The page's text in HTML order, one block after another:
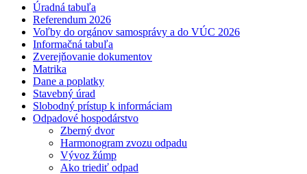
Úradná tabuľa
Referendum 2026
Voľby do orgánov samosprávy a do VÚC 2026
Informačná tabuľa
Zverejňovanie dokumentov
Matrika
Dane a poplatky
Stavebný úrad
Slobodný prístup k informáciam
Odpadové hospodárstvo
Zberný dvor
Harmonogram zvozu odpadu
Vývoz žúmp
Ako triediť odpad